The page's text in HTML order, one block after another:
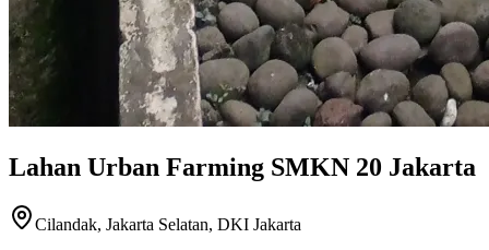
Lahan Urban Farming SMKN 20 Jakarta
Cilandak, Jakarta Selatan, DKI Jakarta